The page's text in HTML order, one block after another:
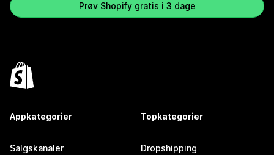
Prøv Shopify gratis i 3 dage
Appkategorier
Salgskanaler
Topkategorier
Dropshipping